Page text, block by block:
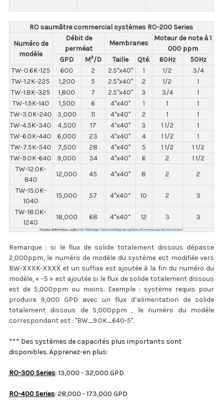
RO saumâtre commercial systèmes RO-200 Series
Numéro de
modèle
Débit de
perméat
Membranes
Moteur de note à 1
000 ppm
GPD
M3/D Taille Qté. 60Hz
50Hz
TW-0.6K-125
600 2 2.5"x40" 1 1/2
3/4
TW-1.2K-225
1,200 5 2.5"x40" 2 1/2
1
TW-1.8K-325
1,800 7 2.5"x40" 3 3/4
1
TW-1.5K-140
1,500 6 4"x40" 1 1
1
TW-3.0K-240
3,000 11 4"x40" 2 1
1
TW-4.5K-340
4,500 17 4"x40" 3 1 1/2
1
TW-6.0K-440
6,000 23 4"x40" 4 1 1/2
1
TW-7.5K-540
7,500 28 4"x40" 5 1 1/2
1 1/2
TW-9.0K-640
9,000 34 4"x40" 6 2
1 1/2
TW-12.0K-
840
12,000 45 4"x40" 8 2
2
TW-15.0K-
1040
15,000 57 4"x40” 10 2
3
TW-18.0K-
1240
18,000 68 4"x40” 12 3 3
Pour plus d'informations, veuillez Voir / télécharger "la fiche technique des systèmes RO commerciaux d'osmose inverse"
Remarque : si le flux de solide totalement dissous dépasse
2,000ppm, le numéro de modèle du système est modifiée vers
BW-XXXK-XXXX et un suffixe est ajoutée à la fin du numéro du
modèle, « -5 » est ajoutée si le flux de solide totalement dissous
est de 5,000ppm ou moins. Exemple : système requis pour
produire 9,000 GPD avec un flux d’alimentation de solide
totalement dissous de 5,000ppm , le numéro du modèle
correspondant est : "BW_9.0K_640-5".
*** Des systèmes de capacités plus importants sont
disponibles. Apprenez-en plus:
RO-300 Series: 13,000 - 32,000 GPD
RO-400 Series: 28,000 - 173,000 GPD